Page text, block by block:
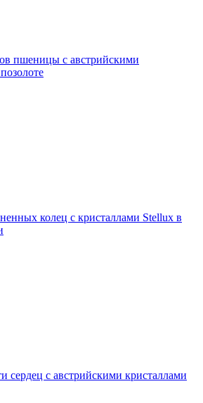
пшеницы с австрийскими
колец с кристаллами Stellux в
сердец с австрийскими кристаллами